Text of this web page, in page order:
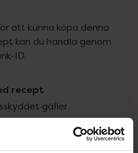
att kunna köpa denna
kan du handla genom
ID.
recept
gäller
kr